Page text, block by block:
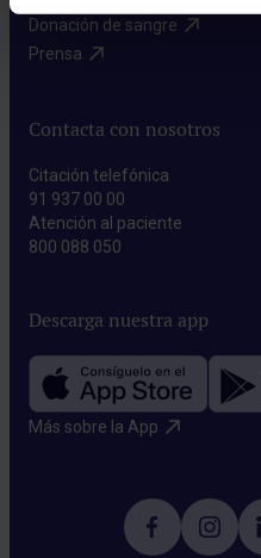
Donación de sangre​
Prensa​
Contacta con nosotros
Citación telefónica
91 937 00 00
Atención al paciente
800 088 050
Descarga nuestra app
Más sobre la App​